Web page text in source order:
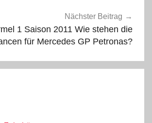
Nächster Beitrag
1 Saison 2011 Wie stehen die
für Mercedes GP Petronas?